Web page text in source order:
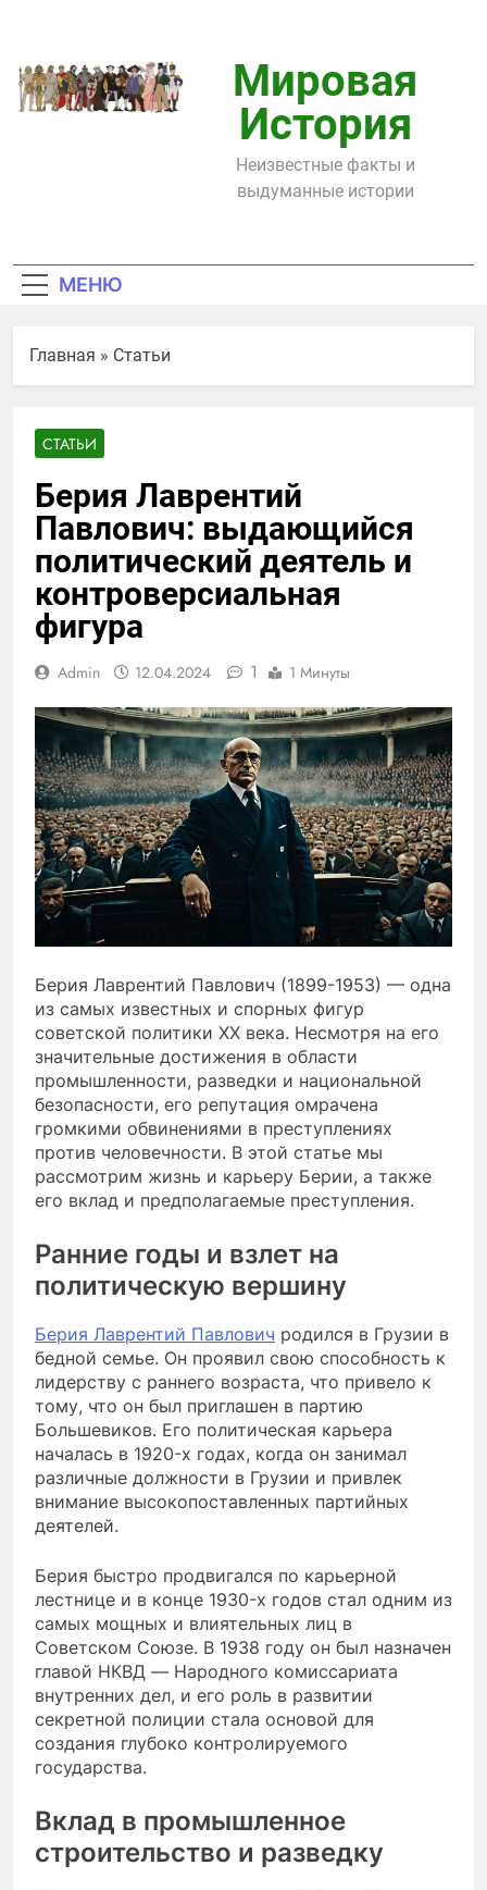
содержимому
Мировая
История
Неизвестные факты и
выдуманные истории
МЕНЮ
Главная » Статьи
СТАТЬИ
Берия Лаврентий
Павлович: выдающийся
политический деятель и
контроверсиальная
фигура
Admin 12.04.2024 1 1 Минуты
Берия Лаврентий Павлович (1899-1953) — одна
из самых известных и спорных фигур
советской политики XX века. Несмотря на его
значительные достижения в области
промышленности, разведки и национальной
безопасности, его репутация омрачена
громкими обвинениями в преступлениях
против человечности. В этой статье мы
рассмотрим жизнь и карьеру Берии, а также
его вклад и предполагаемые преступления.
Ранние годы и взлет на
политическую вершину
Берия Лаврентий Павлович родился в Грузии в
бедной семье. Он проявил свою способность к
лидерству с раннего возраста, что привело к
тому, что он был приглашен в партию
Большевиков. Его политическая карьера
началась в 1920-х годах, когда он занимал
различные должности в Грузии и привлек
внимание высокопоставленных партийных
деятелей.
Берия быстро продвигался по карьерной
лестнице и в конце 1930-х годов стал одним из
самых мощных и влиятельных лиц в
Советском Союзе. В 1938 году он был назначен
главой НКВД — Народного комиссариата
внутренних дел, и его роль в развитии
секретной полиции стала основой для
создания глубоко контролируемого
государства.
Вклад в промышленное
строительство и разведку